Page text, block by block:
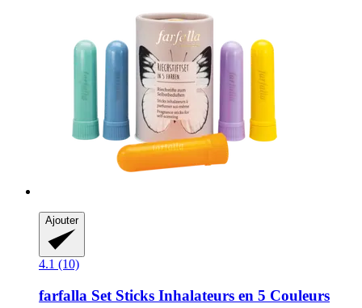
Ajouter
4.1 (10)
farfalla Set Sticks Inhalateurs en 5 Couleurs